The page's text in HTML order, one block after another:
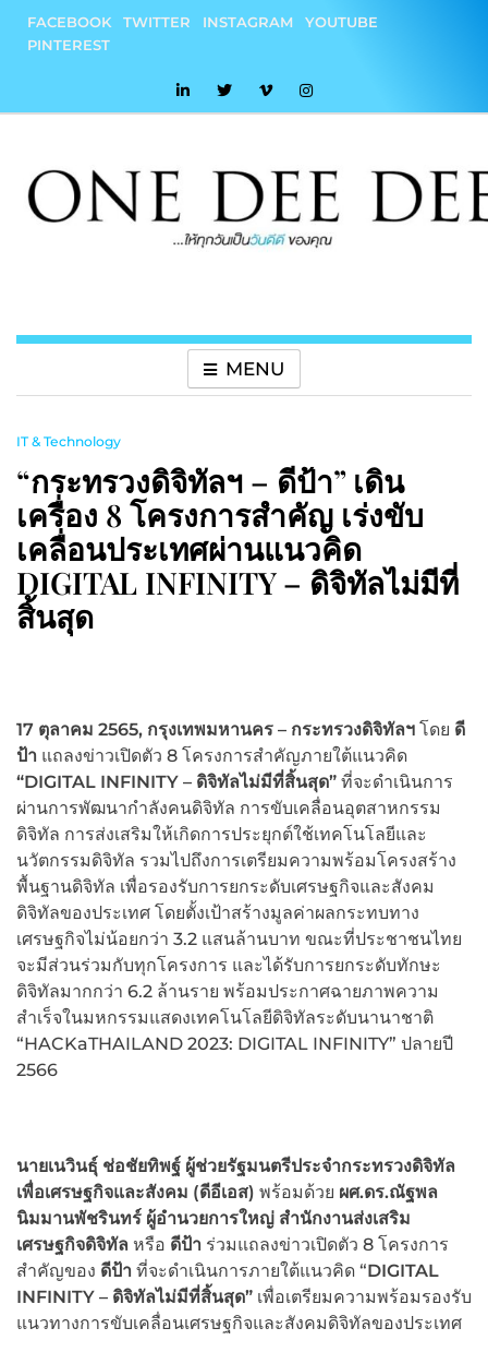
content
FACEBOOK TWITTER INSTAGRAM
YOUTUBE
PINTEREST
MENU
IT & Technology
“กระทรวงดิจิทัลฯ – ดีป้า” เดิน
เครื่อง 8 โครงการสำคัญ เร่งขับ
เคลื่อนประเทศผ่านแนวคิด
DIGITAL INFINITY – ดิจิทัลไม่มีที่
สิ้นสุด
17 ตุลาคม 2565, กรุงเทพมหานคร – กระทรวงดิจิทัลฯ โดย ดี
ป้า แถลงข่าวเปิดตัว 8 โครงการสำคัญภายใต้แนวคิด
“DIGITAL INFINITY – ดิจิทัลไม่มีที่สิ้นสุด” ที่จะดำเนินการ
ผ่านการพัฒนากำลังคนดิจิทัล การขับเคลื่อนอุตสาหกรรม
ดิจิทัล การส่งเสริมให้เกิดการประยุกต์ใช้เทคโนโลยีและ
นวัตกรรมดิจิทัล รวมไปถึงการเตรียมความพร้อมโครงสร้าง
พื้นฐานดิจิทัล เพื่อรองรับการยกระดับเศรษฐกิจและสังคม
ดิจิทัลของประเทศ โดยตั้งเป้าสร้างมูลค่าผลกระทบทาง
เศรษฐกิจไม่น้อยกว่า 3.2 แสนล้านบาท ขณะที่ประชาชนไทย
จะมีส่วนร่วมกับทุกโครงการ และได้รับการยกระดับทักษะ
ดิจิทัลมากกว่า 6.2 ล้านราย พร้อมประกาศฉายภาพความ
สำเร็จในมหกรรมแสดงเทคโนโลยีดิจิทัลระดับนานาชาติ
“HACKaTHAILAND 2023: DIGITAL INFINITY” ปลายปี
2566
นายเนวินธุ์ ช่อชัยทิพฐ์ ผู้ช่วยรัฐมนตรีประจำกระทรวงดิจิทัล
เพื่อเศรษฐกิจและสังคม (ดีอีเอส) พร้อมด้วย ผศ.ดร.ณัฐพล
นิมมานพัชรินทร์ ผู้อำนวยการใหญ่ สำนักงานส่งเสริม
เศรษฐกิจดิจิทัล หรือ ดีป้า ร่วมแถลงข่าวเปิดตัว 8 โครงการ
สำคัญของ ดีป้า ที่จะดำเนินการภายใต้แนวคิด “DIGITAL
INFINITY – ดิจิทัลไม่มีที่สิ้นสุด” เพื่อเตรียมความพร้อมรองรับ
แนวทางการขับเคลื่อนเศรษฐกิจและสังคมดิจิทัลของประเทศ